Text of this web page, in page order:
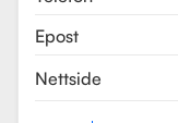
Epost
Nettside